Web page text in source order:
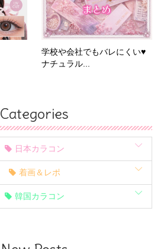
学校や会社でもバレにくい♥
ナチュラル...
Categories
日本カラコン
着画＆レポ
韓国カラコン